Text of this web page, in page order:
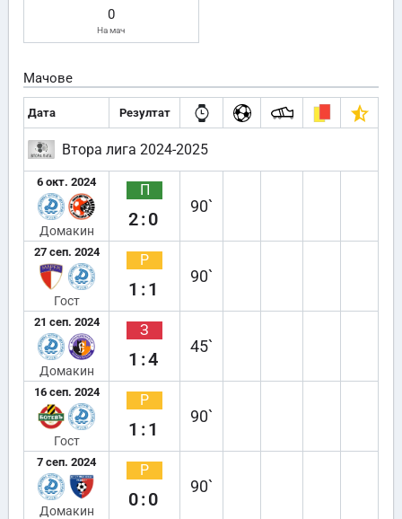
0
На мач
Мачове
Дата Резултат
Втора лига 2024-2025
6 окт. 2024
Домакин
П
2:0
90`
27 сеп. 2024
Гост
Р
1:1
90`
21 сеп. 2024
Домакин
З
1:4
45`
16 сеп. 2024
Гост
Р
1:1
90`
7 сеп. 2024
Домакин
Р
0:0
90`